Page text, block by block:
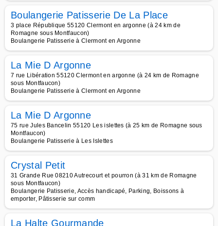
Boulangerie Patisserie De La Place
3 place République 55120 Clermont en argonne (à 24 km de
Romagne sous Montfaucon)
Boulangerie Patisserie à Clermont en Argonne
La Mie D Argonne
7 rue Libération 55120 Clermont en argonne (à 24 km de Romagne
sous Montfaucon)
Boulangerie Patisserie à Clermont en Argonne
La Mie D Argonne
75 rue Jules Bancelin 55120 Les islettes (à 25 km de Romagne sous
Montfaucon)
Boulangerie Patisserie à Les Islettes
Crystal Petit
31 Grande Rue 08210 Autrecourt et pourron (à 31 km de Romagne
sous Montfaucon)
Boulangerie Patisserie, Accès handicapé, Parking, Boissons à
emporter, Pâtisserie sur comm
La Halte Gourmande